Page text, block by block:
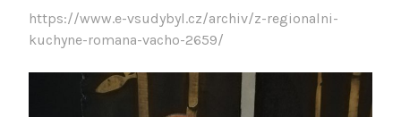
https://www.e-vsudybyl.cz/archiv/z-regionalni-
kuchyne-romana-vacho-2659/